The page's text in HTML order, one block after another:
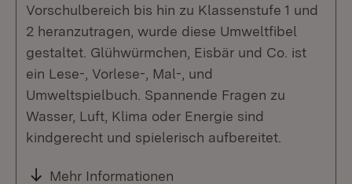
Vorschulbereich bis hin zu Klassenstufe 1 und
2 heranzutragen, wurde diese Umweltfibel
gestaltet. Glühwürmchen, Eisbär und Co. ist
ein Lese-, Vorlese-, Mal-, und
Umweltspielbuch. Spannende Fragen zu
Wasser, Luft, Klima oder Energie sind
kindgerecht und spielerisch aufbereitet.
Mehr Informationen